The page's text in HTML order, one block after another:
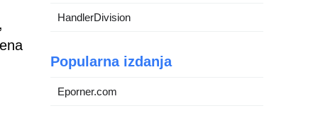
HandlerDivision
Popularna izdanja
Eporner.com